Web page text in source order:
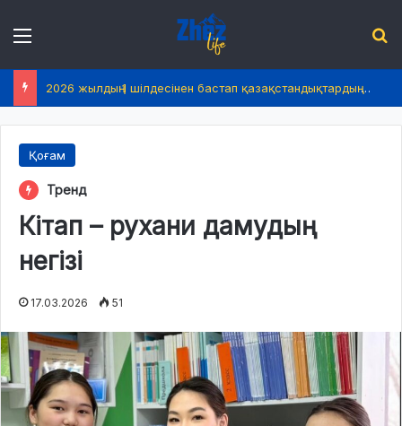
2026 жылдың 1 шілдесінен бастап қазақстандықтардың өмірінде не өзгереді?
Қоғам
Тренд
Кітап – рухани дамудың
негізі
17.03.2026 51